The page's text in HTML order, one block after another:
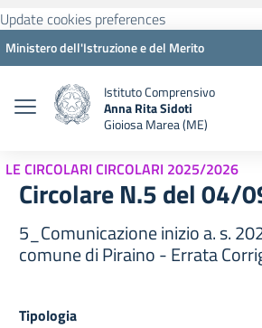
Update cookies preferences
Ministero dell'Istruzione e del Merito
Istituto Comprensivo
Anna Rita Sidoti
Gioiosa Marea (ME)
LE CIRCOLARI CIRCOLARI 2025/2026
Circolare N.5 del 04/
5_Comunicazione inizio a. s.
comune di Piraino - Errata
Tipologia